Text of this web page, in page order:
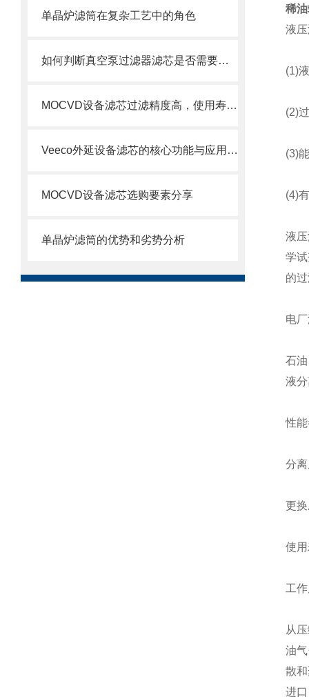
单晶炉滤筒在复杂工艺中的角色
如何判断真空泵过滤器滤芯是否需要更换？
MOCVD设备滤芯过滤精度高，使用寿命长
Veeco外延设备滤芯的核心功能与应用场景
MOCVD设备滤芯选购要素分享
单晶炉滤筒的优势和劣势分析
稀
液
(1)液
(2)
(3)
(4)
液
学
的
电
石
液
性
分
更
使
工
从
油
散
进